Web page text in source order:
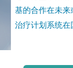
基的合作在未来
治疗计划系统在